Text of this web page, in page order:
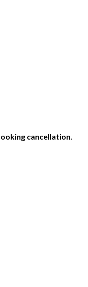
cancellation.